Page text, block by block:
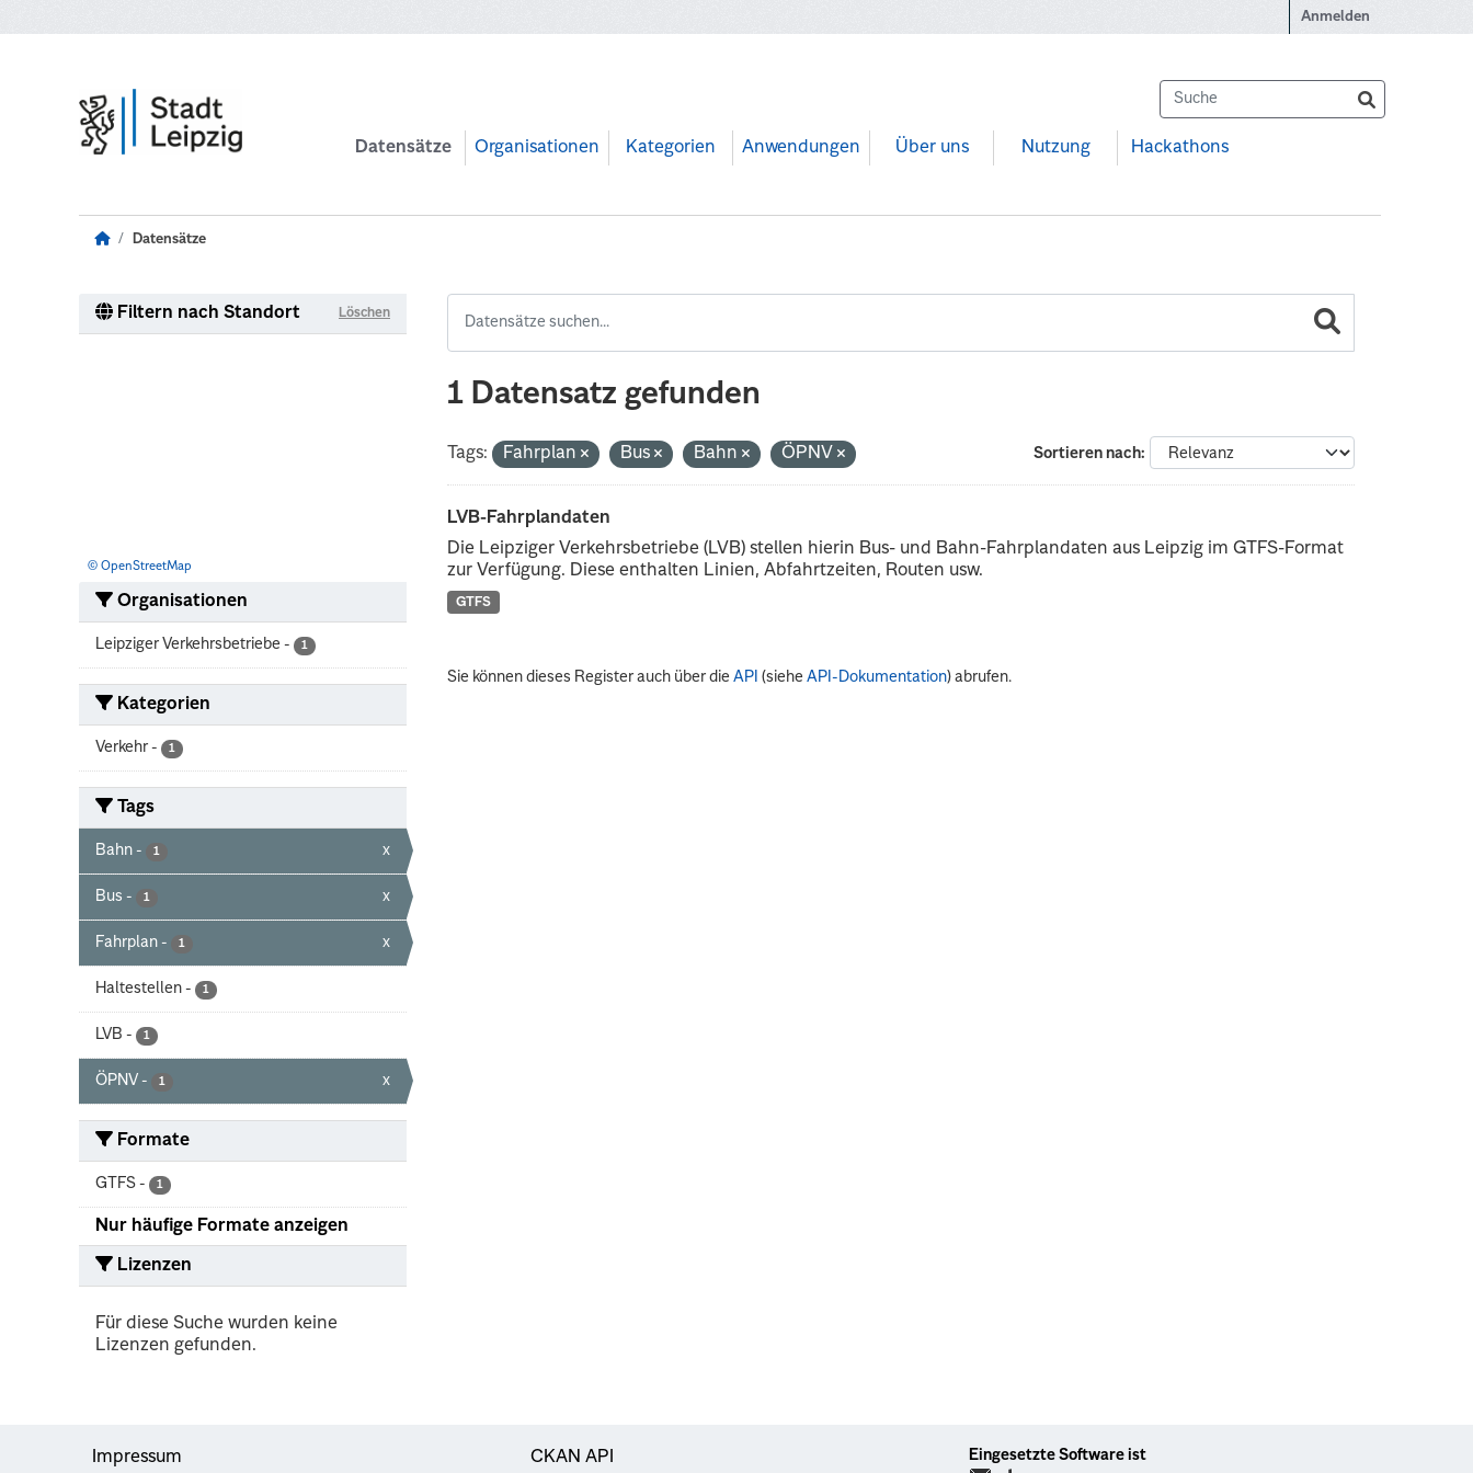
Anmelden
Datensätze Organisationen Kategorien Anwendungen Über uns Nutzung Hackathons
Datensätze
Filtern nach Standort Löschen
© OpenStreetMap
Organisationen
Leipziger Verkehrsbetriebe - 1
Kategorien
Verkehr - 1
Tags
Bahn - 1 x
Bus - 1 x
Fahrplan - 1 x
Haltestellen - 1
LVB - 1
ÖPNV - 1 x
Formate
GTFS - 1
Nur häufige Formate anzeigen
Lizenzen
Für diese Suche wurden keine
Lizenzen gefunden.
1 Datensatz gefunden
Sortieren nach
Tags: Fahrplan Bus Bahn ÖPNV
LVB-Fahrplandaten
Die Leipziger Verkehrsbetriebe (LVB) stellen hierin Bus- und Bahn-Fahrplandaten aus Leipzig im GTFS-Format
zur Verfügung. Diese enthalten Linien, Abfahrtzeiten, Routen usw.
GTFS
Sie können dieses Register auch über dieAPI (sieheAPI-Dokumentation) abrufen.
Impressum CKAN API Eingesetzte Software ist